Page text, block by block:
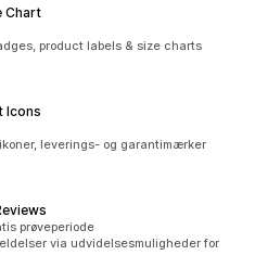
Chart
product labels & size charts
Icons
leverings- og garantimærker
prøveperiode
via udvidelsesmuligheder for